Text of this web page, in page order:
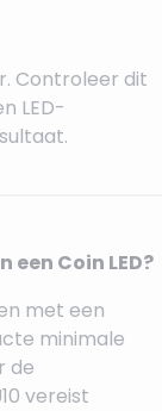
Controleer dit
LED-
Coin LED?
met een
minimale
de
vereist